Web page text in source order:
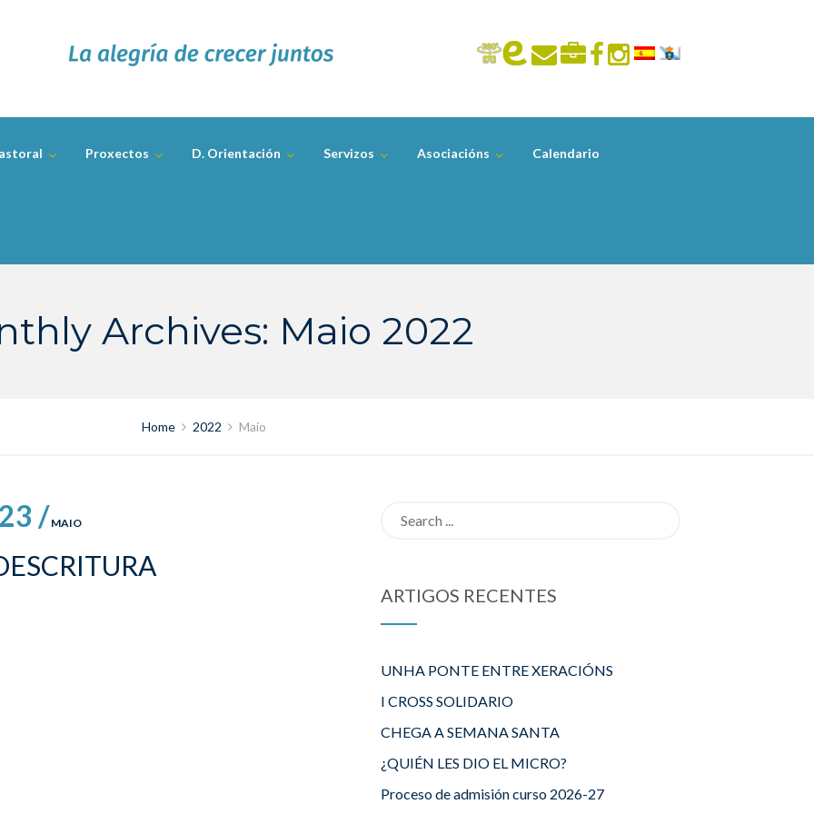
Proxectos D. Orientación Servizos Asociacións Calendario
Archives: Maio 2022
Home 2022 Maio
/ MAIO
ARTIGOS RECENTES
UNHA PONTE ENTRE XERACIÓNS
I CROSS SOLIDARIO
CHEGA A SEMANA SANTA
¿QUIÉN LES DIO EL MICRO?
Proceso de admisión curso 2026-27